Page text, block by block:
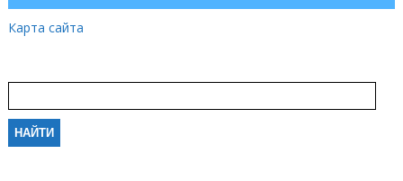
Карта сайта